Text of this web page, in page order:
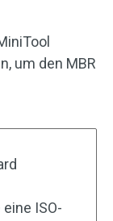
um den MBR
ISO-